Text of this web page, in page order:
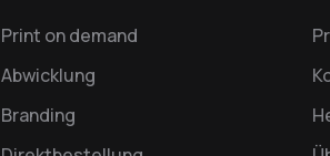
Print on demand
Abwicklung
Branding